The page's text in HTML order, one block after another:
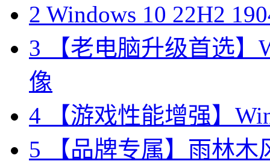
2 Windows 10 22H2
3 【老电脑升级首选】
像
4 【游戏性能增强】
5 【品牌专属】雨林木